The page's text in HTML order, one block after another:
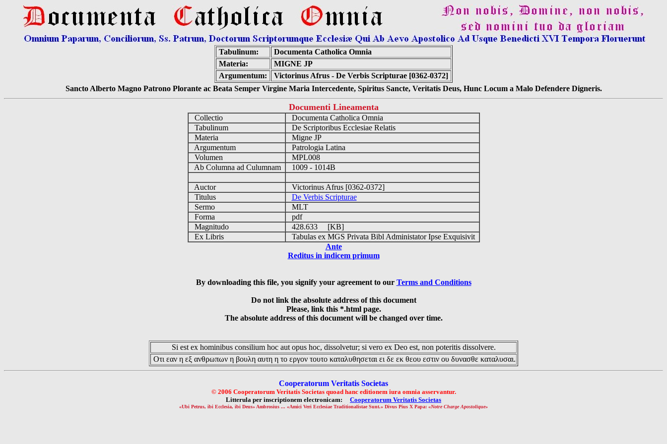
Tabulinum:
Documenta Catholica Omnia
Materia:
MIGNE JP
Argumentum:
Victorinus Afrus - De Verbis Scripturae [0362-0372]
Sancto Alberto Magno Patrono Plorante ac Beata Semper Virgine Maria Intercedente, Spiritus Sancte, Veritatis Deus, Hunc Locum a Malo Defendere Digneris.
Documenti Lineamenta
Collectio
Documenta Catholica Omnia
Tabulinum
De Scriptoribus Ecclesiae Relatis
Materia
Migne JP
Argumentum
Patrologia Latina
Volumen
MPL008
Ab Columna ad Culumnam
1009 - 1014B
Auctor
Victorinus Afrus [0362-0372]
Titulus
De Verbis Scripturae
Sermo
MLT
Forma
pdf
Magnitudo
428.633 [KB]
Ex Libris
Tabulas ex MGS Privata Bibl Administator Ipse Exquisivit
Ante
Reditus in indicem primum
By downloading this file, you signify your agreement to our Terms and Conditions
Do not link the absolute address of this document
Please, link this *.html page.
The absolute address of this document will be changed over time.
Si est ex hominibus consilium hoc aut opus hoc, dissolvetur; si vero ex Deo est, non poteritis dissolvere.
Οτι εαν η εξ ανθρωπων η βουλη αυτη η το εργον τουτο καταλυθησεται ει δε εκ θεου εστιν ου δυνασθε καταλυσαι.
Cooperatorum Veritatis Societas
© 2006 Cooperatorum Veritatis Societas quoad hanc editionem iura omnia asservantur.
Litterula per inscriptionem electronicam: Cooperatorum Veritatis Societas
«Ubi Petrus, ibi Ecclesia, ibi Deus» Ambrosius ... «Amici Veri Ecclesiae Traditionalistae Sunt.» Divus Pius X Papa: «Notre Charge Apostolique»